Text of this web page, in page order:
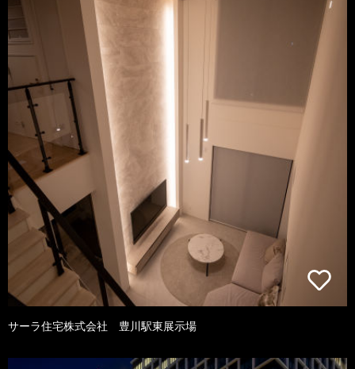
サーラ住宅株式会社 豊川駅東展示場